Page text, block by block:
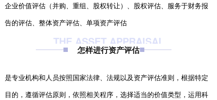
企业价值评估（并购、重组、股权转让）、股权评估、服务于财务报
告的评估、整体资产评估、单项资产评估
THE ASSET APPRAISAL
怎样进行资产评估
是专业机构和人员按照国家法律、法规以及资产评估准则，根据特定
目的，遵循评估原则，依照相关程序，选择适当的价值类型，运用科